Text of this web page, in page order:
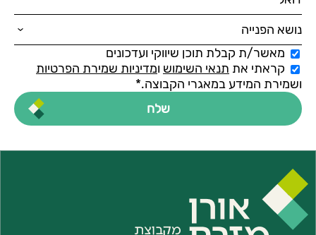
מאשר/ת קבלת תוכן שיווקי ועדכונים
קראתי את תנאי השימוש ומדיניות שמירת הפרטיות
ושמירת המידע במאגרי הקבוצה.*